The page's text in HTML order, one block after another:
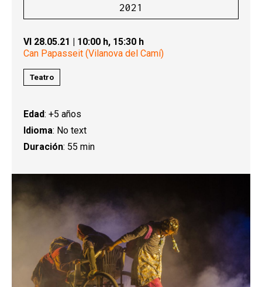
2021
VI 28.05.21 | 10:00 h, 15:30 h
Can Papasseit (Vilanova del Camí)
Teatro
Edad: +5 años
Idioma: No text
Duración: 55 min